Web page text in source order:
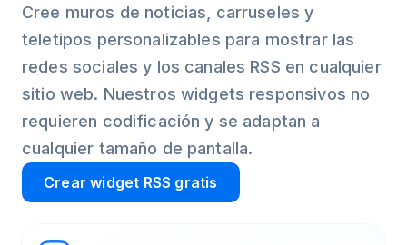
Cree muros de noticias, carruseles y
teletipos personalizables para mostrar las
redes sociales y los canales RSS en cualquier
sitio web. Nuestros widgets responsivos no
requieren codificación y se adaptan a
cualquier tamaño de pantalla.
Crear widget RSS gratis